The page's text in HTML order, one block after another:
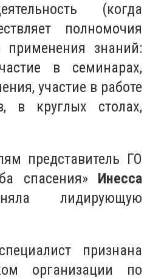
(когда
полномочия
применения знаний:
в семинарах,
участие в работе
в круглых столах,
представитель ГО
спасения» Инесса
лидирующую
признана
организации по